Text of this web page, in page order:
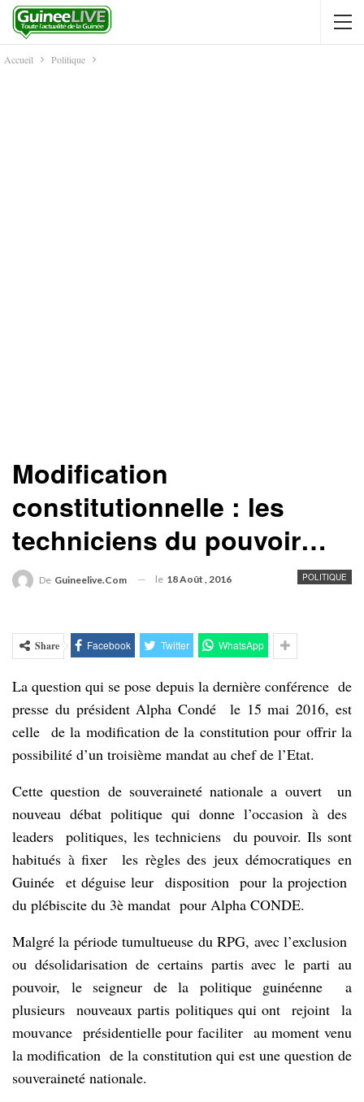
Accueil Politique
Modification
constitutionnelle : les
techniciens du pouvoir…
POLITIQUE
De Guineelive.com le 18 Août , 2016
Share Facebook Twitter WhatsApp
La question qui se pose depuis la dernière conférence de
presse du président Alpha Condé le 15 mai 2016, est
celle de la modification de la constitution pour offrir la
possibilité d’un troisième mandat au chef de l’Etat.
Cette question de souveraineté nationale a ouvert un
nouveau débat politique qui donne l’occasion à des
leaders politiques, les techniciens du pouvoir. Ils sont
habitués à fixer les règles des jeux démocratiques en
Guinée et déguise leur disposition pour la projection
du plébiscite du 3è mandat pour Alpha CONDE.
Malgré la période tumultueuse du RPG, avec l’exclusion
ou désolidarisation de certains partis avec le parti au
pouvoir, le seigneur de la politique guinéenne a
plusieurs nouveaux partis politiques qui ont rejoint la
mouvance présidentielle pour faciliter au moment venu
la modification de la constitution qui est une question de
souveraineté nationale.